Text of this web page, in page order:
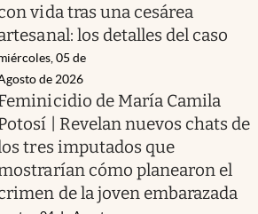
vida tras una cesárea
los detalles del caso
05 de
de 2026
de María Camila
| Revelan nuevos chats de
tres imputados que
cómo planearon el
de la joven embarazada